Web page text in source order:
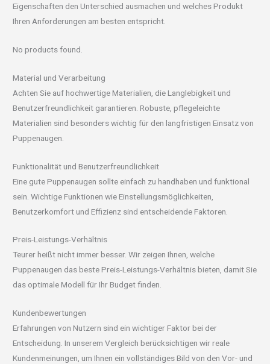
Eigenschaften den Unterschied ausmachen und welches Produkt
Ihren Anforderungen am besten entspricht.
No products found.
Material und Verarbeitung
Achten Sie auf hochwertige Materialien, die Langlebigkeit und
Benutzerfreundlichkeit garantieren. Robuste, pflegeleichte
Materialien sind besonders wichtig für den langfristigen Einsatz von
Puppenaugen.
Funktionalität und Benutzerfreundlichkeit
Eine gute Puppenaugen sollte einfach zu handhaben und funktional
sein. Wichtige Funktionen wie Einstellungsmöglichkeiten,
Benutzerkomfort und Effizienz sind entscheidende Faktoren.
Preis-Leistungs-Verhältnis
Teurer heißt nicht immer besser. Wir zeigen Ihnen, welche
Puppenaugen das beste Preis-Leistungs-Verhältnis bieten, damit Sie
das optimale Modell für Ihr Budget finden.
Kundenbewertungen
Erfahrungen von Nutzern sind ein wichtiger Faktor bei der
Entscheidung. In unserem Vergleich berücksichtigen wir reale
Kundenmeinungen, um Ihnen ein vollständiges Bild von den Vor- und